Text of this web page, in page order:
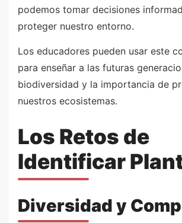
podemos tomar decisiones
proteger nuestro entorno.
Los educadores pueden usar este
para enseñar a las futuras
biodiversidad y la importancia de
nuestros ecosistemas.
Los Retos de
Identificar
Diversidad y